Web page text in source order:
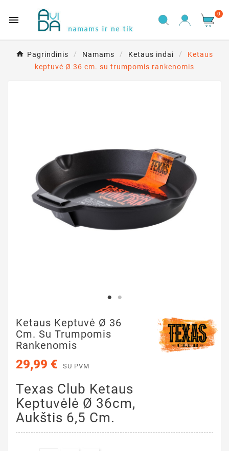

0
Pagrindinis Namams Ketaus indai
Ketaus
keptuvė Ø 36 cm. su trumpomis rankenomis
Ketaus Keptuvė Ø 36
Cm. Su Trumpomis
Rankenomis
29,99 € SU PVM
Texas Club Ketaus
Keptuvėlė Ø 36cm,
Aukštis 6,5 Cm.